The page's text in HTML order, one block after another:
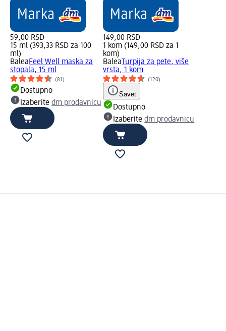
59,00 RSD
15 ml (393,33 RSD za 100
ml)
BaleaFeel Well maska za
stopala, 15 ml
(81)
Dostupno
Izaberite dm prodavnicu
149,00 RSD
1 kom (149,00 RSD za 1
kom)
Balea Turpija za pete, više
vrsta, 1 kom
(120)
Savet
Dostupno
Izaberitedm prodavnicu